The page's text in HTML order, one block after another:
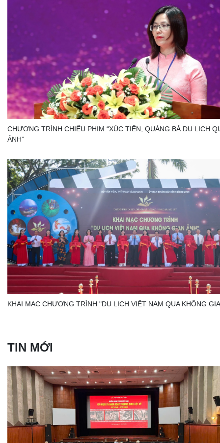
CHƯƠNG TRÌNH CHIẾU PHIM “XÚC TIẾN, QUẢNG BÁ DU LỊCH
ẢNH”
KHAI MẠC CHƯƠNG TRÌNH "DU LỊCH VIỆT NAM QUA KHÔNG
TIN MỚI